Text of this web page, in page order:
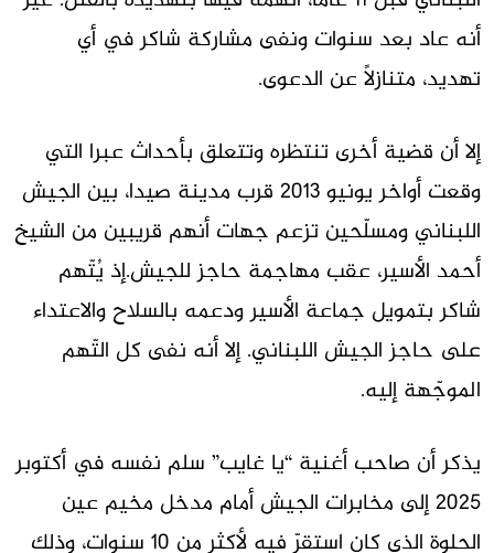
أنه عاد بعد سنوات ونفى مشاركة شاكر في أي
تهديد، متنازلاً عن الدعوى.
إلا أن قضية أخرى تنتظره وتتعلق بأحداث عبرا التي
وقعت أواخر يونيو 2013 قرب مدينة صيدا، بين الجيش
اللبناني ومسلّحين تزعم جهات أنهم قريبين من الشيخ
أحمد الأسير، عقب مهاجمة حاجز للجيش.إذ يُتّهم
شاكر بتمويل جماعة الأسير ودعمه بالسلاح والاعتداء
على حاجز الجيش اللبناني. إلا أنه نفى كل التّهم
الموجّهة إليه.
يذكر أن صاحب أغنية “يا غايب” سلم نفسه في أكتوبر
2025 إلى مخابرات الجيش أمام مدخل مخيم عين
الحلوة الذي كان استقرّ فيه لأكثر من 10 سنوات، وذلك